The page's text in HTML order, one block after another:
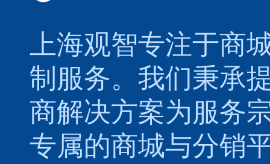
上海观智专注于商
制 服务。我们秉承
商解决方案为服务
专属的商城与分销